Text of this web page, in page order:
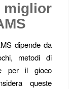
dipende da
metodi di
per il gioco
queste